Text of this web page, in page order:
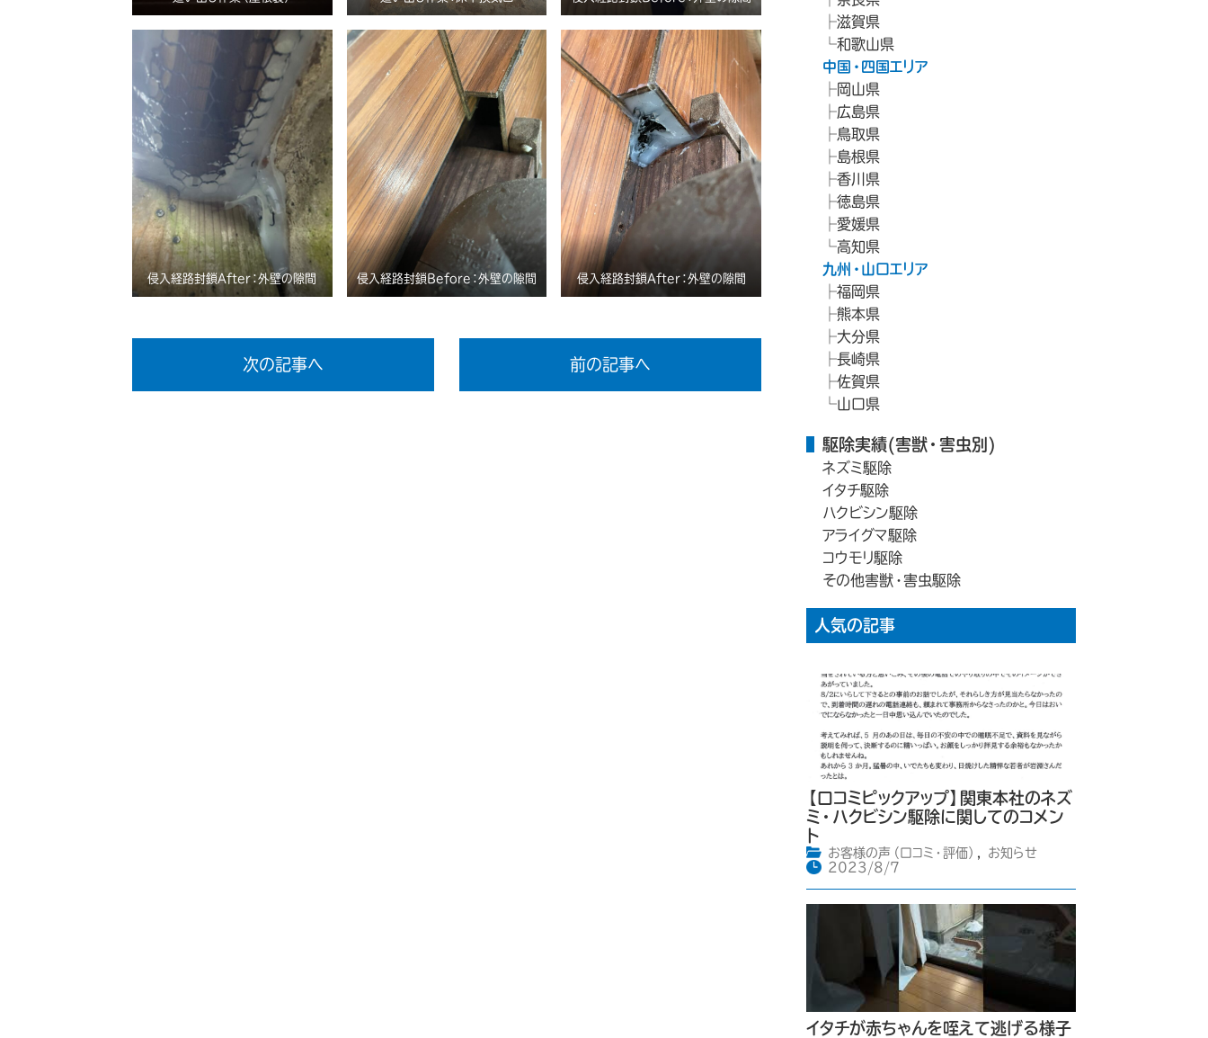
侵入経路封鎖After：外壁の隙間 侵入経路封鎖Before：外壁の隙間 侵入経路封鎖After：外壁の隙間
次の記事へ 前の記事へ
滋賀県
和歌山県
中国・四国エリア
岡山県
広島県
鳥取県
島根県
香川県
徳島県
愛媛県
高知県
九州・山口エリア
福岡県
熊本県
大分県
長崎県
佐賀県
山口県
駆除実績(害獣・害虫別)
ネズミ駆除
イタチ駆除
ハクビシン駆除
アライグマ駆除
コウモリ駆除
その他害獣・害虫駆除
人気の記事
【口コミピックアップ】関東本社のネズ
ミ・ハクビシン駆除に関してのコメン
ト
お客様の声（口コミ・評価）
お知らせ
2023/8/7
イタチが赤ちゃんを咥えて逃げる様子